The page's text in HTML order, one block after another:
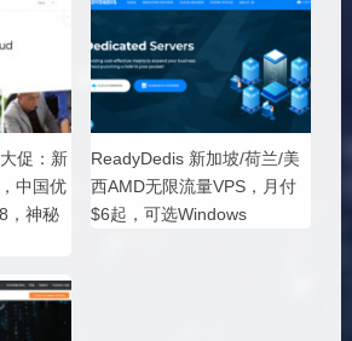
促：新
中国优
，神秘
ReadyDedis 新加坡/荷兰/美
西AMD无限流量VPS，月付
$6起，可选Windows